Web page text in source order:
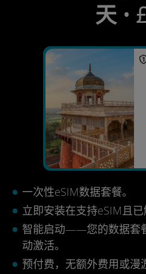
天 •
一次性eSIM数据套餐。
立即安装在支持eSIM且已
智能启动——您的数据套
动激活。
预付费，无额外费用或漫